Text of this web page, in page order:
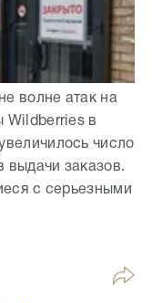
волне атак на
Wildberries в
число
выдачи заказов.
с серьезными